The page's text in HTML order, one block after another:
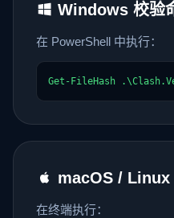
Windows 校验
在 PowerShell 中执行：
Get-FileHash
macOS / Linux
在终端执行：